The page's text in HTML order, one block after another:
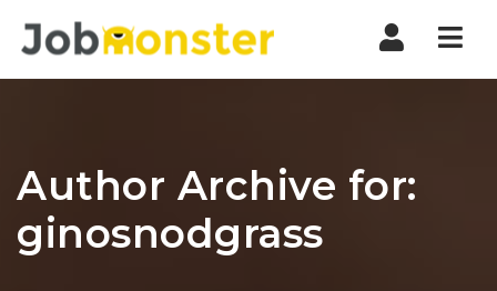
Author Archive for:
ginosnodgrass